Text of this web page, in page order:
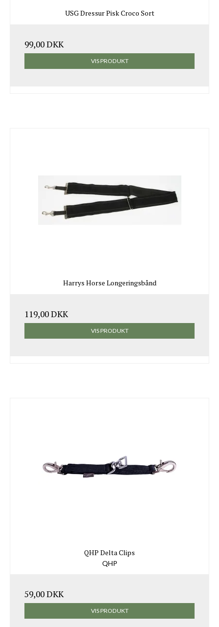
USG Dressur Pisk Croco Sort
99,00 DKK
VIS PRODUKT
Harrys Horse Longeringsbånd
119,00 DKK
VIS PRODUKT
QHP Delta Clips
QHP
59,00 DKK
VIS PRODUKT